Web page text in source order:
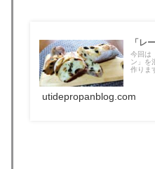
「レ
今回は
ン」を
作りま
utidepropanblog.com